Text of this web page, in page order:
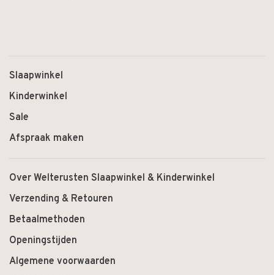
Slaapwinkel
Kinderwinkel
Sale
Afspraak maken
Over Welterusten Slaapwinkel & Kinderwinkel
Verzending & Retouren
Betaalmethoden
Openingstijden
Algemene voorwaarden